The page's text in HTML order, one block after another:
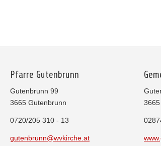
Pfarre Gutenbrunn
Gutenbrunn 99
3665 Gutenbrunn
0720/205 310 - 13
gutenbrunn@wvkirche.at